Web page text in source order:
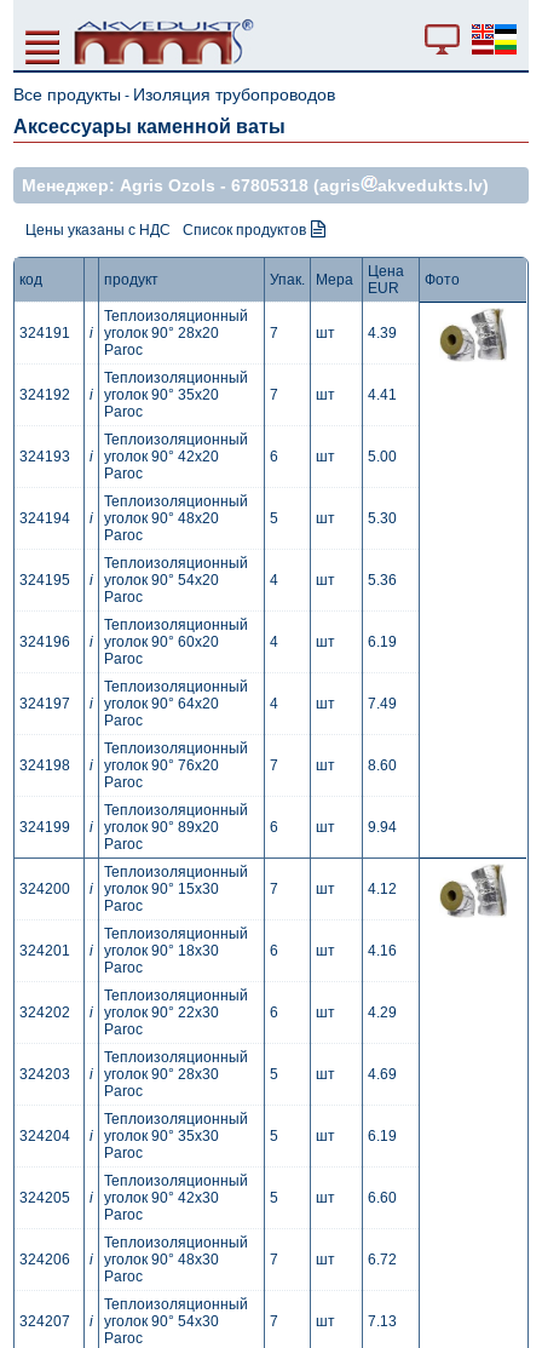
Все продукты - Изоляция трубопроводов
Аксессуары каменной ваты
Mенеджер: Agris Ozols -67805318 (agris akvedukts.lv)
Цены указаны с НДС Список продуктов
код продукт Упак. Мера
Цена
EUR
Фото
324191 i
Теплоизоляционный
уголок 90° 28x20
Paroc
7 шт 4.39
324192 i
Теплоизоляционный
уголок 90° 35x20
Paroc
7 шт 4.41
324193 i
Теплоизоляционный
уголок 90° 42x20
Paroc
6 шт 5.00
324194 i
Теплоизоляционный
уголок 90° 48x20
Paroc
5 шт 5.30
324195 i
Теплоизоляционный
уголок 90° 54x20
Paroc
4 шт 5.36
324196 i
Теплоизоляционный
уголок 90° 60x20
Paroc
4 шт 6.19
324197 i
Теплоизоляционный
уголок 90° 64x20
Paroc
4 шт 7.49
324198 i
Теплоизоляционный
уголок 90° 76x20
Paroc
7 шт 8.60
324199 i
Теплоизоляционный
уголок 90° 89x20
Paroc
6 шт 9.94
324200 i
Теплоизоляционный
уголок 90° 15x30
Paroc
7 шт 4.12
324201 i
Теплоизоляционный
уголок 90° 18x30
Paroc
6 шт 4.16
324202 i
Теплоизоляционный
уголок 90° 22x30
Paroc
6 шт 4.29
324203 i
Теплоизоляционный
уголок 90° 28x30
Paroc
5 шт 4.69
324204 i
Теплоизоляционный
уголок 90° 35x30
Paroc
5 шт 6.19
324205 i
Теплоизоляционный
уголок 90° 42x30
Paroc
5 шт 6.60
324206 i
Теплоизоляционный
уголок 90° 48x30
Paroc
7 шт 6.72
324207 i
Теплоизоляционный
уголок 90° 54x30
Paroc
7 шт 7.13